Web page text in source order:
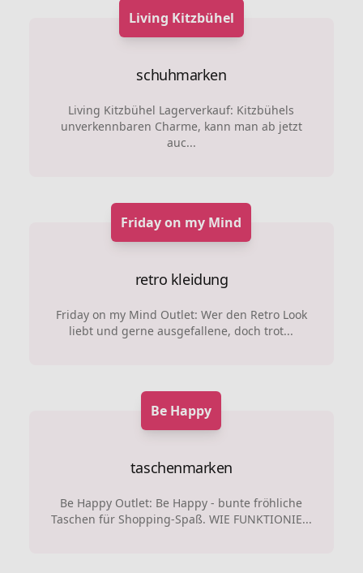
Living Kitzbühel
schuhmarken
Living Kitzbühel Lagerverkauf: Kitzbühels
unverkennbaren Charme, kann man ab jetzt
auc...
Friday on my Mind
retro kleidung
Friday on my Mind Outlet: Wer den Retro Look
liebt und gerne ausgefallene, doch trot...
Be Happy
taschenmarken
Be Happy Outlet: Be Happy - bunte fröhliche
Taschen für Shopping-Spaß. WIE FUNKTIONIE...